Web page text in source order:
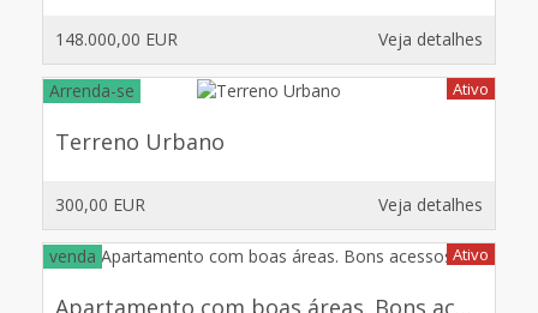
148.000,00 EUR Veja detalhes
Ativo
Arrenda-se
Terreno Urbano
300,00 EUR Veja detalhes
Ativo
venda